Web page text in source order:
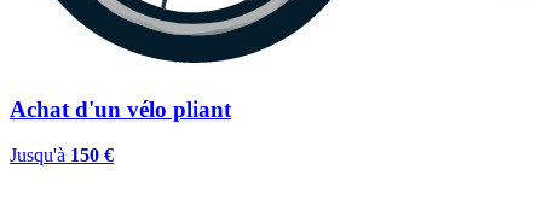
Achat d'un vélo pliant
Jusqu'à 150 €